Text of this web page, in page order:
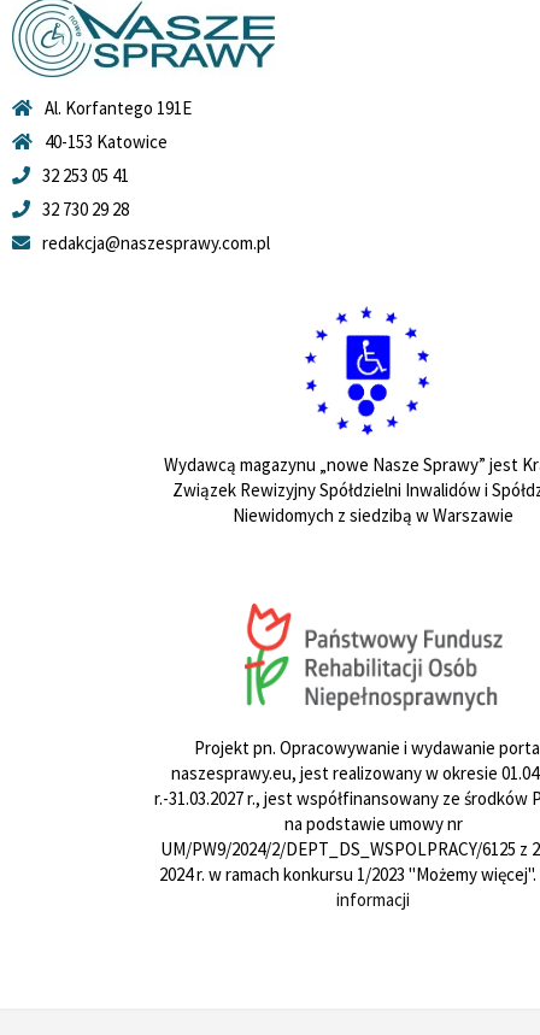
Al. Korfantego 191E
40-153 Katowice
32 253 05 41
32 730 29 28
redakcja@naszesprawy.com.pl
Wydawcą magazynu „nowe Nasze Sprawy” jest
Związek Rewizyjny Spółdzielni Inwalidów i
Niewidomych z siedzibą w Warszawie
Projekt pn. Opracowywanie i wydawanie
naszesprawy.eu, jest realizowany w okresie
r.-31.03.2027 r., jest współfinansowany ze środków
na podstawie umowy nr
UM/PW9/2024/2/DEPT_DS_WSPOLPRACY/6125 z
2024 r. w ramach konkursu 1/2023 "Możemy więcej".
informacji